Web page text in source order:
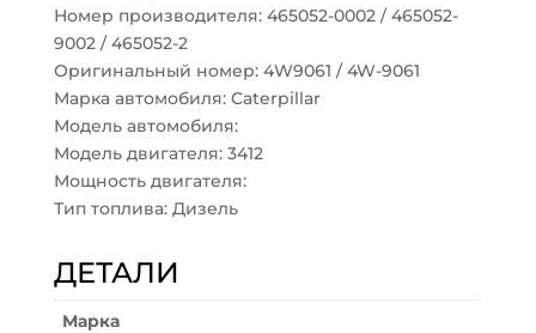
Номер производителя: 465052-0002 / 465052-
9002 / 465052-2
Оригинальный номер: 4W9061 / 4W-9061
Марка автомобиля: Caterpillar
Модель автомобиля:
Модель двигателя: 3412
Мощность двигателя:
Тип топлива: Дизель
ДЕТАЛИ
Марка